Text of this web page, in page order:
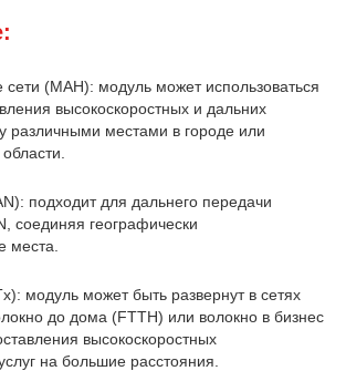
(МАН): модуль может использоваться
высокоскоростных и дальних
различными местами в городе или
подходит для дальнего передачи
соединяя географически
места.
модуль может быть развернут в сетях
до дома (FTTH) или волокно в бизнес
высокоскоростных
на большие расстояния.